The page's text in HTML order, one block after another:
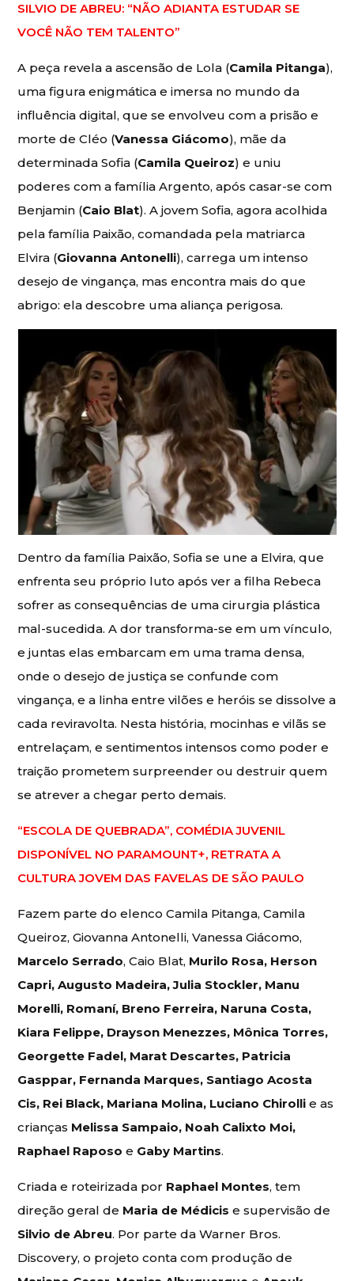
SILVIO DE ABREU: “NÃO ADIANTA ESTUDAR SE
VOCÊ NÃO TEM TALENTO”
A peça revela a ascensão de Lola (Camila Pitanga),
uma figura enigmática e imersa no mundo da
influência digital, que se envolveu com a prisão e
morte de Cléo (Vanessa Giácomo), mãe da
determinada Sofia (Camila Queiroz) e uniu
poderes com a família Argento, após casar-se com
Benjamin (Caio Blat). A jovem Sofia, agora acolhida
pela família Paixão, comandada pela matriarca
Elvira (Giovanna Antonelli), carrega um intenso
desejo de vingança, mas encontra mais do que
abrigo: ela descobre uma aliança perigosa.
Dentro da família Paixão, Sofia se une a Elvira, que
enfrenta seu próprio luto após ver a filha Rebeca
sofrer as consequências de uma cirurgia plástica
mal-sucedida. A dor transforma-se em um vínculo,
e juntas elas embarcam em uma trama densa,
onde o desejo de justiça se confunde com
vingança, e a linha entre vilões e heróis se dissolve a
cada reviravolta. Nesta história, mocinhas e vilãs se
entrelaçam, e sentimentos intensos como poder e
traição prometem surpreender ou destruir quem
se atrever a chegar perto demais.
“ESCOLA DE QUEBRADA”, COMÉDIA JUVENIL
DISPONÍVEL NO PARAMOUNT+, RETRATA A
CULTURA JOVEM DAS FAVELAS DE SÃO PAULO
Fazem parte do elenco Camila Pitanga, Camila
Queiroz, Giovanna Antonelli, Vanessa Giácomo,
Marcelo Serrado, Caio Blat, Murilo Rosa, Herson
Capri, Augusto Madeira, Julia Stockler, Manu
Morelli, Romaní, Breno Ferreira, Naruna Costa,
Kiara Felippe, Drayson Menezzes, Mônica Torres,
Georgette Fadel, Marat Descartes, Patricia
Gasppar, Fernanda Marques, Santiago Acosta
Cis, Rei Black, Mariana Molina, Luciano Chirollie as
crianças Melissa Sampaio, Noah Calixto Moi,
Raphael Raposo e Gaby Martins.
Criada e roteirizada por Raphael Montes, tem
direção geral de Maria de Médicis e supervisão de
Silvio de Abreu. Por parte da Warner Bros.
Discovery, o projeto conta com produção de